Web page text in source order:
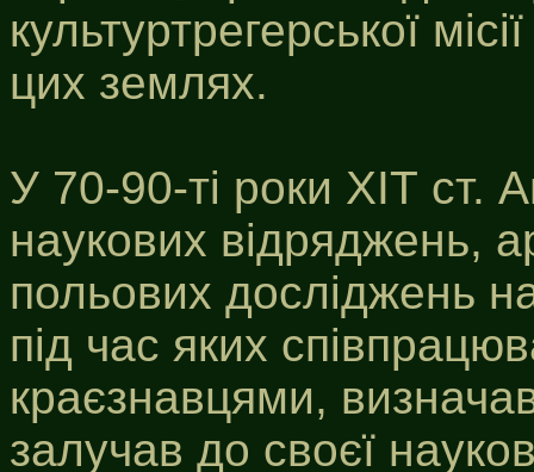
культуртрегерської
цих землях.
У 70-90-ті роки ХІТ ст.
наукових відряджень,
польових досліджень
під час яких
краєзнавцями,
залучав до своєї